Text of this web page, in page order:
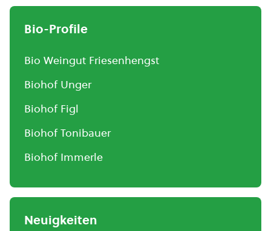
Bio-Profile
Bio Weingut Friesenhengst
Biohof Unger
Biohof Figl
Biohof Tonibauer
Biohof Immerle
Neuigkeiten